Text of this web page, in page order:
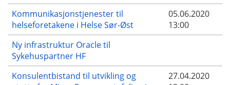
Kommunikasjonstjenester til
helseforetakene i Helse Sør-Øst
05.06.2020
13:00
Ny infrastruktur Oracle til
Sykehuspartner HF
Konsulentbistand til utvikling og
27.04.2020